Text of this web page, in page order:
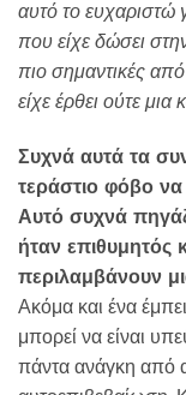
αυτό το ευχαριστώ
που είχε δώσει
πιο σημαντικές
είχε έρθει ούτε μια
Συχνά αυτά τα
τεράστιο φόβο να
Αυτό συχνά
ήταν επιθυμητός
περιλαμβάνουν
Ακόμα και ένα
μπορεί να είναι
πάντα ανάγκη από